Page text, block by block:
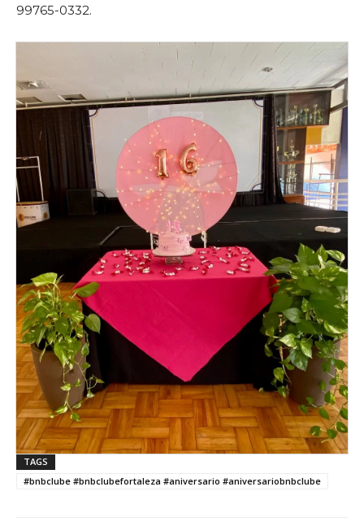
99765-0332.
TAGS
#bnbclube #bnbclubefortaleza #aniversario #aniversariobnbclube